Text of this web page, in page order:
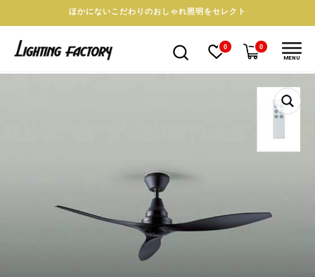
ほかにないこだわりのおしゃれ照明をセレクト
0 0
MENU